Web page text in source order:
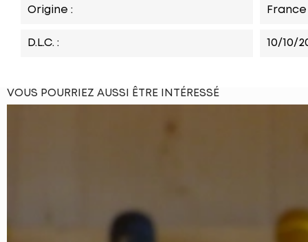
Origine : France
D.L.C. : 10/10/
VOUS POURRIEZ AUSSI ÊTRE INTÉRESSÉ